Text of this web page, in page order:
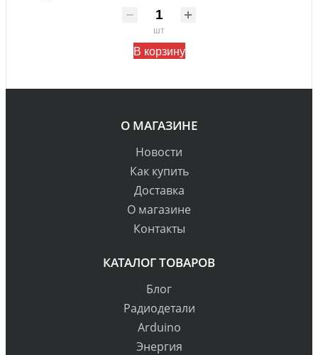
шт
В корзину
О МАГАЗИНЕ
Новости
Как купить
Доставка
О магазине
Контакты
КАТАЛОГ ТОВАРОВ
Блог
Радиодетали
Arduino
Энергия